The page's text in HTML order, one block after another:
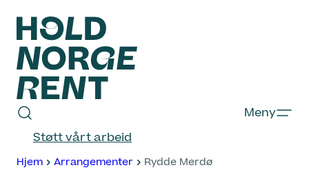
Hopp
innhold
Hold
Norge
Rent
Støtt vårt arbeid
Meny
Hjem Arrangementer Rydde Merdø